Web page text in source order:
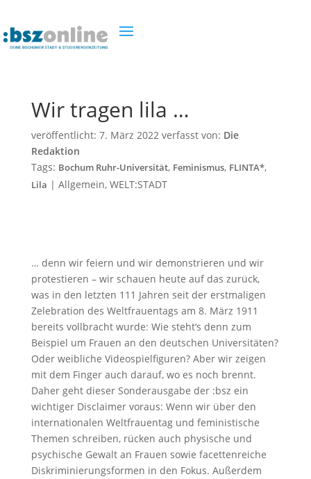
Wir tragen lila …
veröffentlicht: 7. März 2022verfasst von: Die
Redaktion
Tags: Bochum Ruhr-Universität, Feminismus, FLINTA*,
Lila | Allgemein, WELT:STADT
… denn wir feiern und wir demonstrieren und wir
protestieren – wir schauen heute auf das zurück,
was in den letzten 111 Jahren seit der erstmaligen
Zelebration des Weltfrauentags am 8. März 1911
bereits vollbracht wurde: Wie steht‘s denn zum
Beispiel um Frauen an den deutschen Universitäten?
Oder weibliche Videospielfiguren? Aber wir zeigen
mit dem Finger auch darauf, wo es noch brennt.
Daher geht dieser Sonderausgabe der :bsz ein
wichtiger Disclaimer voraus: Wenn wir über den
internationalen Weltfrauentag und feministische
Themen schreiben, rücken auch physische und
psychische Gewalt an Frauen sowie facettenreiche
Diskriminierungsformen in den Fokus. Außerdem